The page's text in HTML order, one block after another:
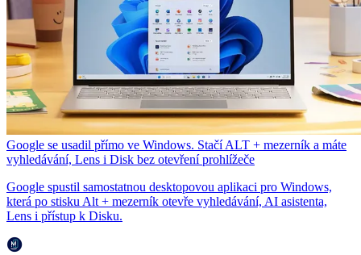
Google se usadil přímo ve Windows. Stačí ALT + mezerník a máte
vyhledávání, Lens i Disk bez otevření prohlížeče
Google spustil samostatnou desktopovou aplikaci pro Windows,
která po stisku Alt + mezerník otevře vyhledávání, AI asistenta,
Lens i přístup k Disku.